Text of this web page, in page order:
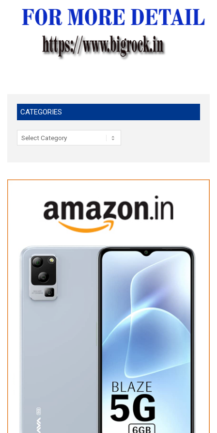
CATEGORIES
Categories